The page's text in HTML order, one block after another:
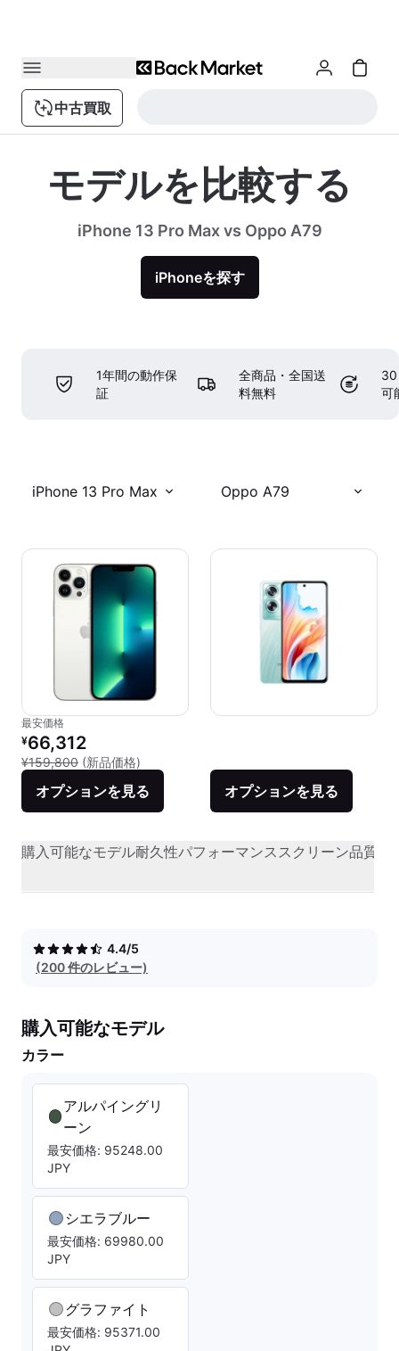
中古買取
モデルを比較する
iPhone 13 Pro Max vs Oppo A79
iPhoneを探す
1年間の動作保
証
全商品・全国送
料無料
30
可
iPhone 13 Pro Max Oppo A79
最安価格
リファービッシュ品の価格：
¥66,312
¥159,800 (新品価格)
オプションを見る オプションを見る
購入可能なモデル耐久性パフォーマンススクリーン品質
4.4/5
(200 件のレビュー)
購入可能なモデル
カラー
アルパイングリ
ーン
最安価格: 95248.00
JPY
シエラブルー
最安価格: 69980.00
JPY
グラファイト
最安価格: 95371.00